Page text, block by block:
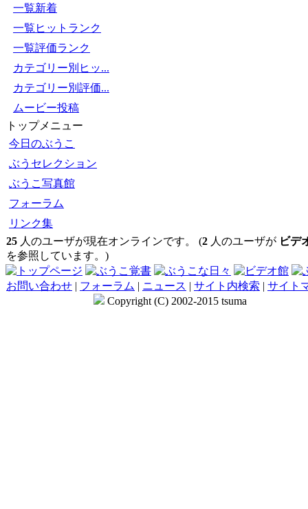
一覧新着
一覧ヒットランク
一覧評価ランク
カテゴリー別ヒッ...
カテゴリー別評価...
ムービー投稿
トップメニュー
今日のぶうこ
ぶうセレクション
ぶうこ写真館
フォーラム
リンク集
25 人のユーザが現在オンラインです。 (2 人のユーザが ビデ
を参照しています。)
お問い合わせ | フォーラム | ニュース | サイト内検索 | サイト
Copyright (C) 2002-2015 tsuma